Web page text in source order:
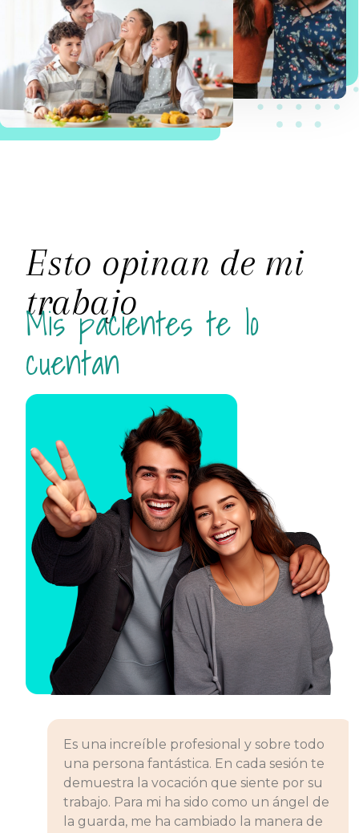
Esto opinan de mi
trabajo
Mis pacientes te lo
cuentan
Es una increíble profesional y sobre todo
una persona fantástica. En cada sesión te
demuestra la vocación que siente por su
trabajo. Para mi ha sido como un ángel de
la guarda, me ha cambiado la manera de